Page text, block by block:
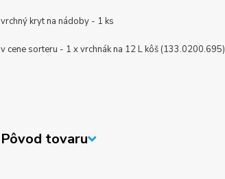
vrchný kryt na nádoby - 1 ks
v cene sorteru - 1 x vrchnák na 12 L kôš (133.0200.695)
Pôvod tovaru